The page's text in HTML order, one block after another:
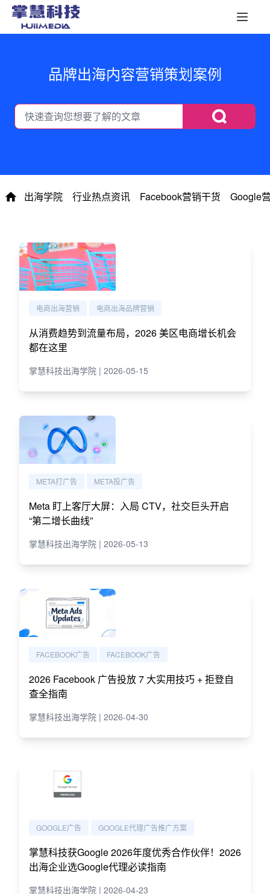
品牌出海内容营销策划案例
出海学院 行业热点资讯 Facebook营销干货 Google
电商出海营销 电商出海品牌营销
从消费趋势到流量布局，2026 美区电商增长机会
都在这里
掌慧科技出海学院 | 2026-05-15
META打广告 META投广告
Meta 盯上客厅大屏：入局 CTV，社交巨头开启
“第二增长曲线”
掌慧科技出海学院 | 2026-05-13
FACEBOOK广告 FACEBOOK广告
2026 Facebook 广告投放 7 大实用技巧 + 拒登自
查全指南
掌慧科技出海学院 | 2026-04-30
GOOGLE广告 GOOGLE代理广告推广方案
掌慧科技获Google 2026年度优秀合作伙伴！2026
出海企业选Google代理必读指南
掌慧科技出海学院 | 2026-04-23